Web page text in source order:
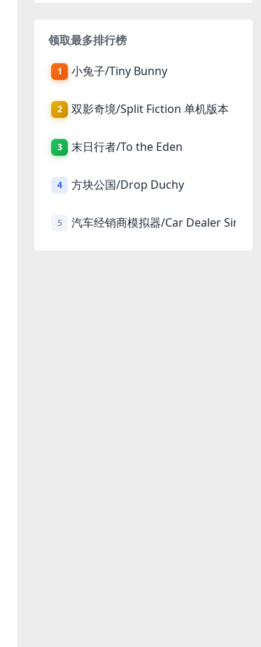
领取最多排行榜
1 小兔子/Tiny Bunny
2 双影奇境/Split Fiction 单机版本
3 末日行者/To the Eden
4 方块公国/Drop Duchy
5 汽车经销商模拟器/Car Dealer